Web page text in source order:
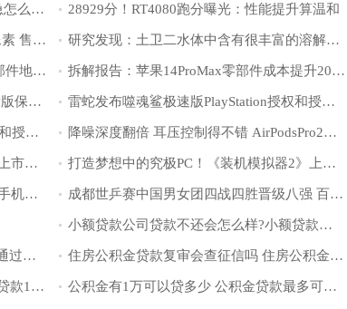
不花钱就能解决的问题 iCloud空间告急怎么办？ 28929分！RT4080跑分曝光：性能提升算温和
“非洲之王”传音发布新机：搭载两亿像素 售价3700元起 研究发现：土卫二水体中含有很丰富的溶解态磷
丰田296019条客户信息疑遭泄露电子邮件地址和客户号码 拆解报告：苹果14ProMax零部件成本提升20%达史上最高
售价5.47-17.46万元 泰格豪雅推出限量版保时捷腕表 雷蛇发布噬魂鲨极速版PlayStation授权和授权耳机
雷蛇发布噬魂鲨极速版PlayStation授权和授权耳机 降噪深度翻倍 耳压控制得不错 AirPodsPro2值不买？
零部件成本提升20%苹果iPhone14Plus上市后就破发 打造梦想中的究极PC！《装机模拟器2》上架Epic商城
谷歌发布旗舰手机Pixel7系列：苹果是手机行业创新的追随者 成都世乒赛中国男女团四战四胜晋级八强 百岁山赛场频频同框引全民关注
小额贷款公司贷款不还会怎么样?小额贷款哪里最可靠直接到账?
房贷审批不通过首付怎么办?房贷审批通过后多久能放款? 住房公积金贷款复审会查征信吗 住房公积金贷款最多能贷多少钱
营业执照20万无息贷款怎么申请?无息贷款10万需要什么条件? 公积金有1万可以贷多少 公积金贷款最多可以贷多少